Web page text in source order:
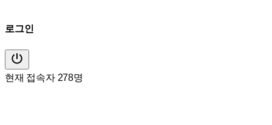
로그인
현재 접속자 278명